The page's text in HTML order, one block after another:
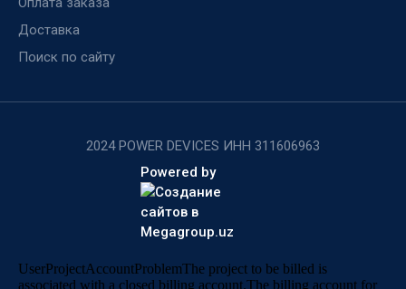
Доставка
Поиск по сайту
2024 POWER DEVICES ИНН 311606963
Powered by